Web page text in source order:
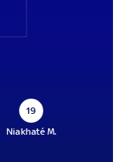
19
Niakhaté M.